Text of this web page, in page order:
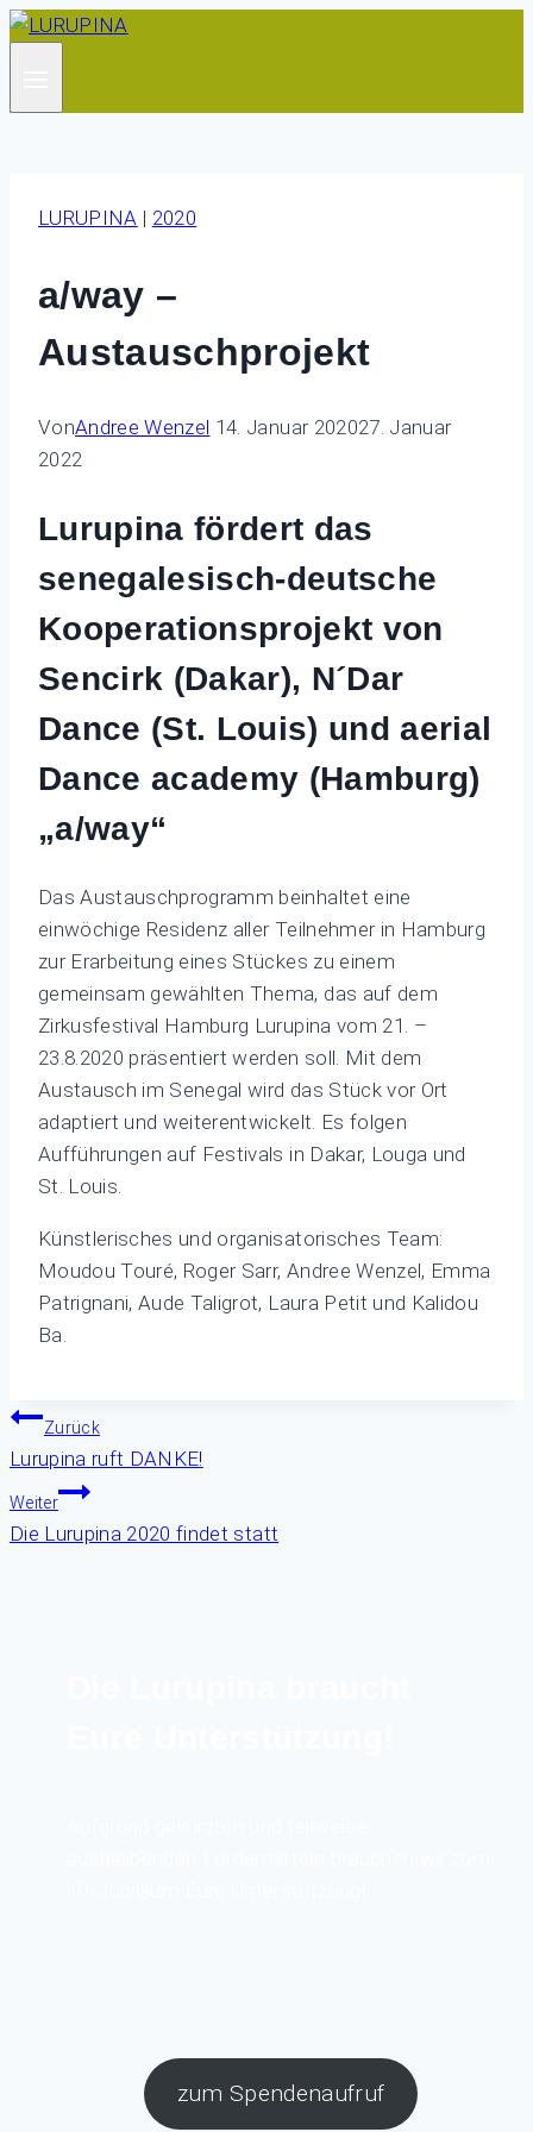
Zum
LURUPINA | 2020
a/way –
Austauschprojekt
VonAndree Wenzel 14. Januar 202027. Januar
2022
Lurupina fördert das
senegalesisch-deutsche
Kooperationsprojekt von
Sencirk (Dakar), N´Dar
Dance (St. Louis) und aerial
Dance academy (Hamburg)
„a/way“
Das Austauschprogramm beinhaltet eine
einwöchige Residenz aller Teilnehmer in Hamburg
zur Erarbeitung eines Stückes zu einem
gemeinsam gewählten Thema, das auf dem
Zirkusfestival Hamburg Lurupina vom 21. –
23.8.2020 präsentiert werden soll. Mit dem
Austausch im Senegal wird das Stück vor Ort
adaptiert und weiterentwickelt. Es folgen
Aufführungen auf Festivals in Dakar, Louga und
St. Louis.
Künstlerisches und organisatorisches Team:
Moudou Touré, Roger Sarr, Andree Wenzel, Emma
Patrignani, Aude Taligrot, Laura Petit und Kalidou
Ba.
Beitragsnavigation
Zurück
Lurupina ruft DANKE!
Weiter
Die Lurupina 2020 findet statt
zum Spendenaufruf